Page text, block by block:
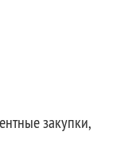
закупки,